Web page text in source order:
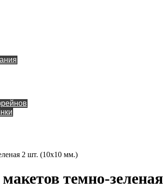
2 шт. (10x10 мм.)
темно-